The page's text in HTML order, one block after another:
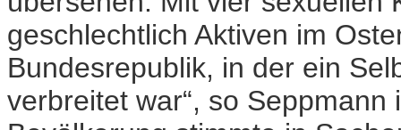
geschlechtlich Aktiven im
Bundesrepublik, in der ein
verbreitet war“, so Seppmann